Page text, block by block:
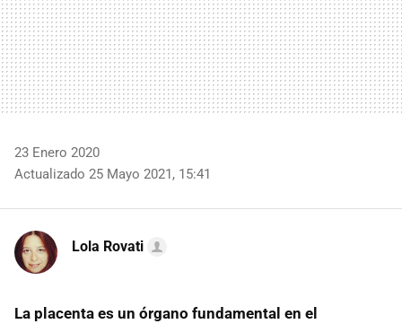
23 Enero 2020
Actualizado 25 Mayo 2021, 15:41
Lola Rovati
La placenta es un órgano fundamental en el